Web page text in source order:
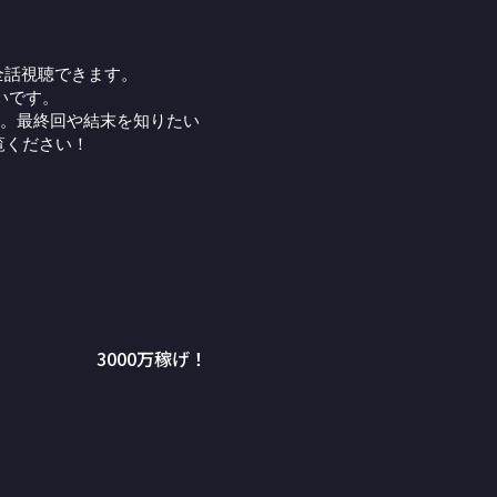
視聴できます。
す。
最終回や結末を知りたい
ださい！
3000万稼げ！